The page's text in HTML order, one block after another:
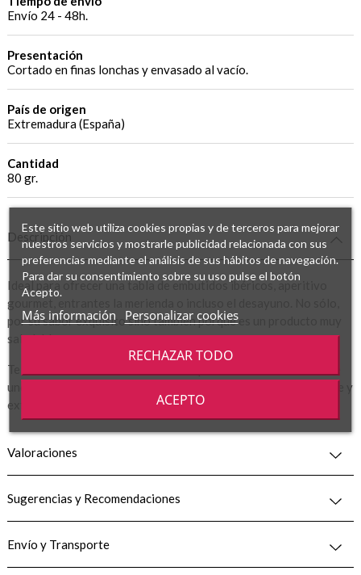
Envío 24 - 48h.
Presentación
Cortado en finas lonchas y envasado al vacío.
País de origen
Extremadura (España)
Cantidad
80 gr.
Descripción
Ideal para ofrecer una tabla de embutidos ibéricos, aperitivo
gourmet, entrantes la merienda o incluso el desayuno. No sólo,
por su sabor exquisito sino también porque es un producto muy
saludable.
Te recomendamos mantenerlo a temperatura ambiente durante
unos 15 o 20 minutos. Tras los cuales, ya puedes abrir el envase y
extraer las finas lonchas.
Valoraciones
Sugerencias y Recomendaciones
Envío y Transporte
Este sitio web utiliza cookies propias y de terceros para mejorar
nuestros servicios y mostrarle publicidad relacionada con sus
preferencias mediante el análisis de sus hábitos de navegación.
Para dar su consentimiento sobre su uso pulse el botón
Acepto.
Más información Personalizar cookies
RECHAZAR TODO
ACEPTO